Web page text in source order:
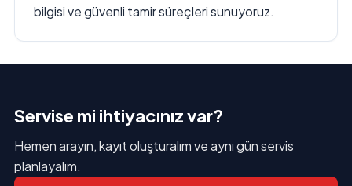
bilgisi ve güvenli tamir süreçleri sunuyoruz.
Servise mi ihtiyacınız var?
Hemen arayın, kayıt oluşturalım ve aynı gün servis
planlayalım.